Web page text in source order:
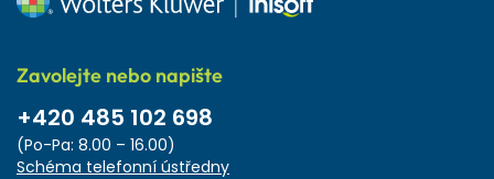
Zavolejte nebo napište
+420 485 102 698
(Po-Pa: 8.00 – 16.00)
Schéma telefonní ústředny